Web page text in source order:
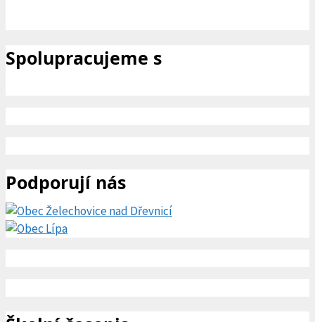
Spolupracujeme s
Podporují nás